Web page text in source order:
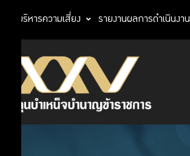
การบริหารความเสี่ยง รายงานผลการดำเนินงาน
กับ
กบข.
ตราสัญลักษณ์
วิสัยทัศน์
แผนการบริหาร